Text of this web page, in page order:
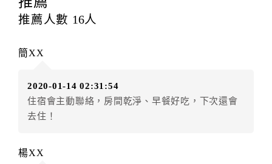
每筆訂單異動限定
辦理取消退款。
房者應補足差額。（限原訂飯店）
房者不得要求退其差額。（限原訂飯店）
五、保留住宿權益(保留住房)
（提出申辦日為保留起算日）
推薦人數 16人
簡XX
2020-01-14 02:31:54
住宿會主動聯絡，房間乾淨、早餐好吃，下次還會
去住！
楊XX